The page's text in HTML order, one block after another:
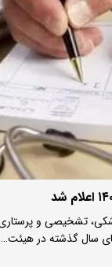
سال گذشته در هیئت…